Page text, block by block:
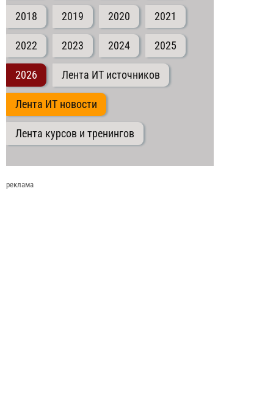
2018 2019 2020 2021
2022 2023 2024 2025
2026 Лента ИТ источников
Лента ИТ новости
Лента курсов и тренингов
реклама